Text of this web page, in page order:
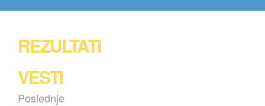
REZULTATI
VESTI
Poslednje